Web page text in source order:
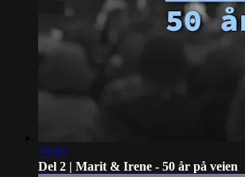
59:35
Del 2 | Marit & Irene - 50 år på veien